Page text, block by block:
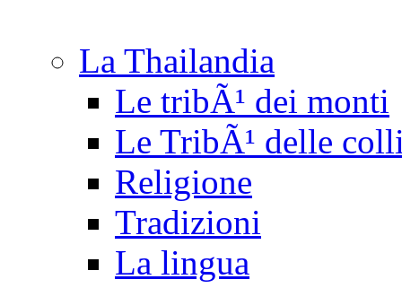
La Thailandia
Le tribÃ¹ dei monti
Le TribÃ¹ delle
Religione
Tradizioni
La lingua